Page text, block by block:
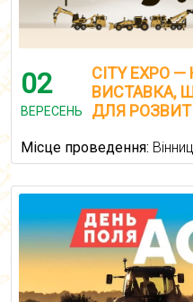
02
ВЕРЕСЕНЬ
CITY EXPO
ВИСТАВКА,
ДЛЯ
Місце проведення: